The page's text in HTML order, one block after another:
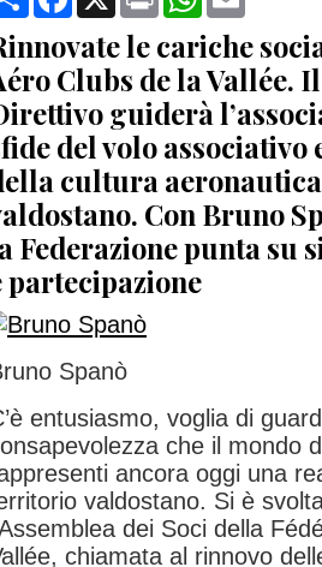
le cariche
Clubs de la Vallée.
guiderà
del volo associativo
cultura
Con Bruno
Federazione punta su
partecipazione
Spanò
entusiasmo, voglia di
che il mondo
ancora oggi una
valdostano. Si è
dei Soci della
chiamata al rinnovo